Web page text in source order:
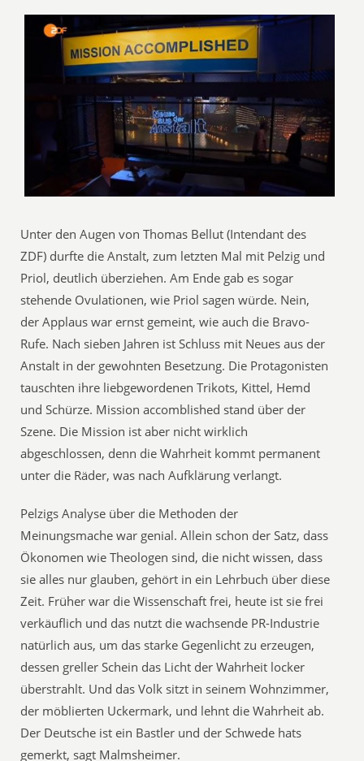
Unter den Augen von Thomas Bellut (Intendant des
ZDF) durfte die Anstalt, zum letzten Mal mit Pelzig und
Priol, deutlich überziehen. Am Ende gab es sogar
stehende Ovulationen, wie Priol sagen würde. Nein,
der Applaus war ernst gemeint, wie auch die Bravo-
Rufe. Nach sieben Jahren ist Schluss mit Neues aus der
Anstalt in der gewohnten Besetzung. Die Protagonisten
tauschten ihre liebgewordenen Trikots, Kittel, Hemd
und Schürze. Mission accomblished stand über der
Szene. Die Mission ist aber nicht wirklich
abgeschlossen, denn die Wahrheit kommt permanent
unter die Räder, was nach Aufklärung verlangt.
Pelzigs Analyse über die Methoden der
Meinungsmache war genial. Allein schon der Satz, dass
Ökonomen wie Theologen sind, die nicht wissen, dass
sie alles nur glauben, gehört in ein Lehrbuch über diese
Zeit. Früher war die Wissenschaft frei, heute ist sie frei
verkäuflich und das nutzt die wachsende PR-Industrie
natürlich aus, um das starke Gegenlicht zu erzeugen,
dessen greller Schein das Licht der Wahrheit locker
überstrahlt. Und das Volk sitzt in seinem Wohnzimmer,
der möblierten Uckermark, und lehnt die Wahrheit ab.
Der Deutsche ist ein Bastler und der Schwede hats
gemerkt, sagt Malmsheimer.